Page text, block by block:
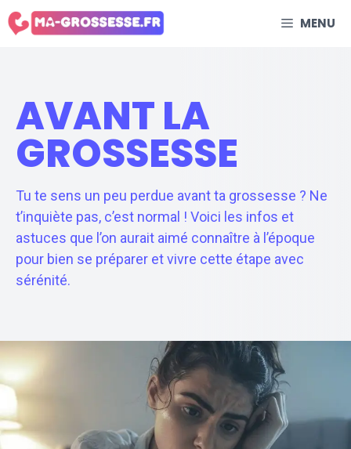
Aller
au
MENU
AVANT LA
GROSSESSE
Tu te sens un peu perdue avant ta grossesse ? Ne
t’inquiète pas, c’est normal ! Voici les infos et
astuces que l’on aurait aimé connaître à l’époque
pour bien se préparer et vivre cette étape avec
sérénité.